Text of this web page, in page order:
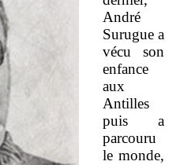
André
Surugue a
vécu son
enfance
aux
Antilles
puis a
parcouru
le monde,